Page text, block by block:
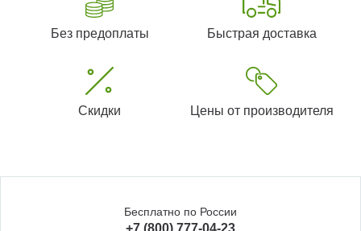
Без предоплаты Быстрая доставка
Скидки Цены от производителя
Бесплатно по России
+7 (800) 777-04-23